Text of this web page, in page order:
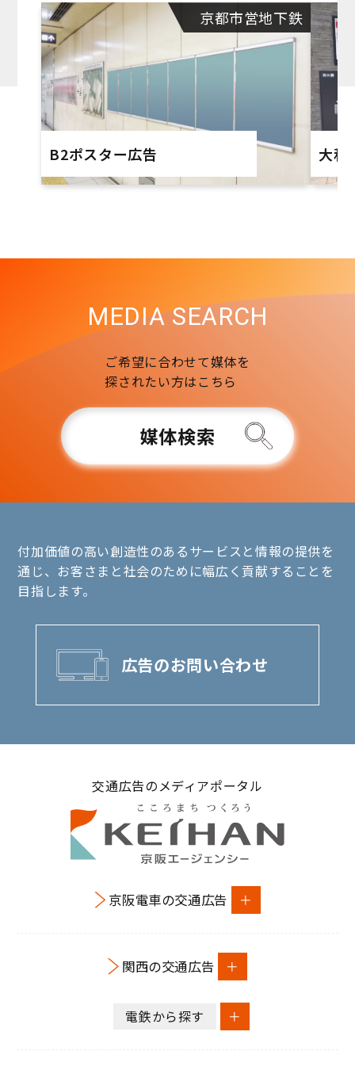
B2ポスター広告
京都市営地下鉄
大和
MEDIA SEARCH
ご希望に合わせて媒体を
探されたい方はこちら
媒体検索
付加価値の高い創造性のあるサービスと情報の提供を
通じ、お客さまと社会のために幅広く貢献することを
目指します。
広告のお問い合わせ
交通広告のメディアポータル
京阪電車の交通広告
関西の交通広告
電鉄から探す